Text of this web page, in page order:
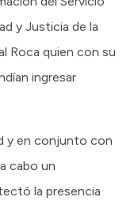
y Justicia de la
Roca quien con su
ingresar
y en conjunto con
cabo un
la presencia